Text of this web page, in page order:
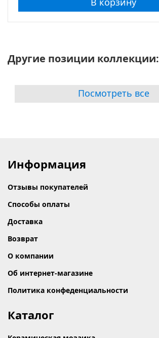
Другие позиции коллекции:
Посмотреть все
Информация
Отзывы покупателей
Способы оплаты
Доставка
Возврат
О компании
Об интернет-магазине
Политика конфеденциальности
Каталог